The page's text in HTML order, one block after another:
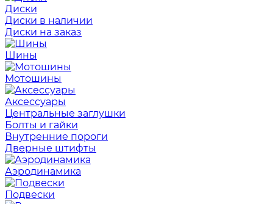
Диски
Диски в наличии
Диски на заказ
Шины
Мотошины
Аксессуары
Центральные заглушки
Болты и гайки
Внутренние пороги
Дверные штифты
Аэродинамика
Подвески